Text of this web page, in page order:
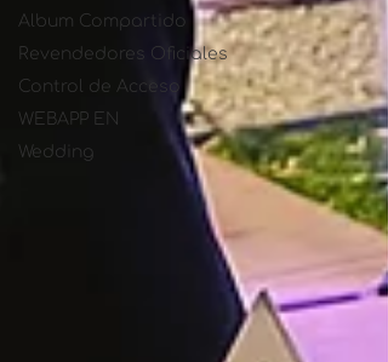
Album Compartido
Revendedores Oficiales
Control de Acceso
WEBAPP EN
Wedding